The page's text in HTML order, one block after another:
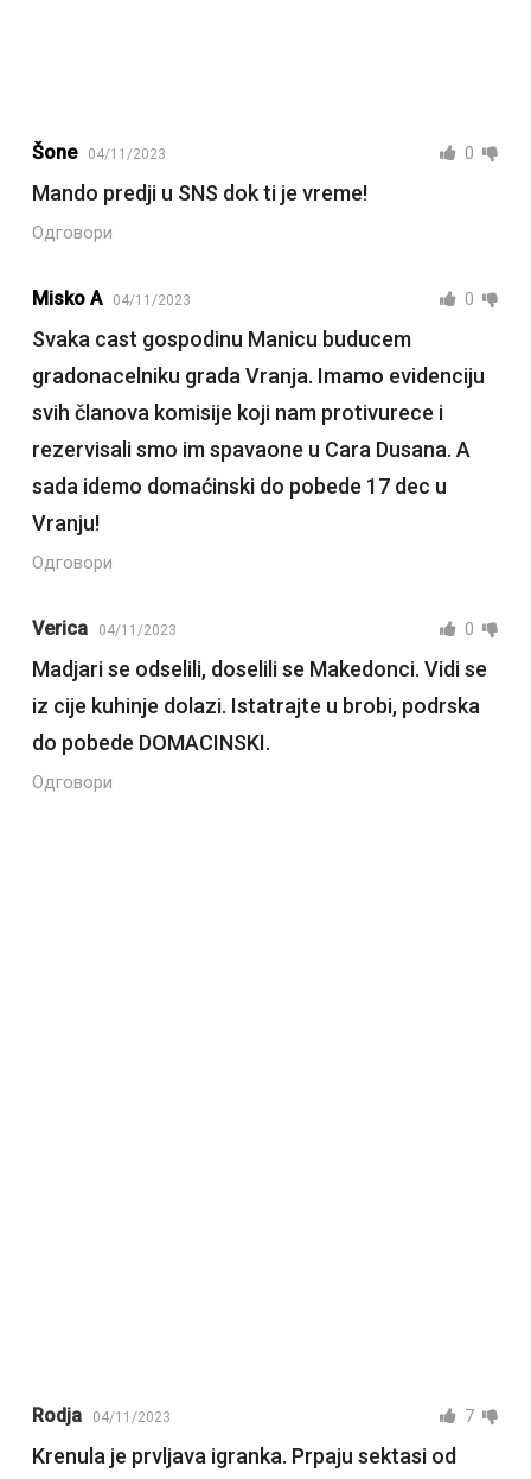
Šone 04/11/2023 0
Mando predji u SNS dok ti je vreme!
Одговори
Misko A 04/11/2023 0
Svaka cast gospodinu Manicu buducem
gradonacelniku grada Vranja. Imamo evidenciju
svih članova komisije koji nam protivurece i
rezervisali smo im spavaone u Cara Dusana. A
sada idemo domaćinski do pobede 17 dec u
Vranju!
Одговори
Verica 04/11/2023 0
Madjari se odselili, doselili se Makedonci. Vidi se
iz cije kuhinje dolazi. Istatrajte u brobi, podrska
do pobede DOMACINSKI.
Одговори
Rodja 04/11/2023 7
Krenula je prvljava igranka. Prpaju sektasi od